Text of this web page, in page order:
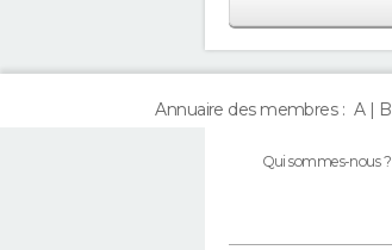
Annuaire des membres : A B
Qui sommes-nous ?